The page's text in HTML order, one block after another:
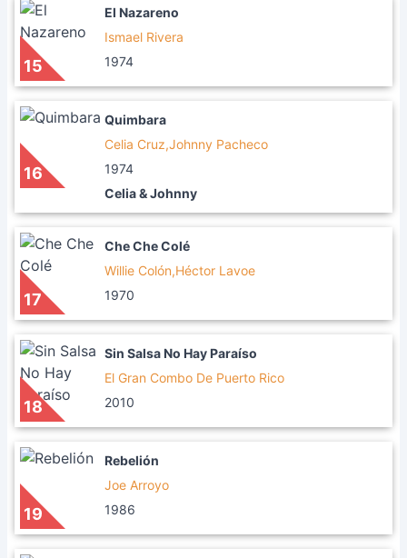
15
El Nazareno
Ismael Rivera
1974
16
Quimbara
Celia Cruz,Johnny Pacheco
1974
Celia & Johnny
17
Che Che Colé
Willie Colón,Héctor Lavoe
1970
18
Sin Salsa No Hay Paraíso
El Gran Combo De Puerto Rico
2010
19
Rebelión
Joe Arroyo
1986